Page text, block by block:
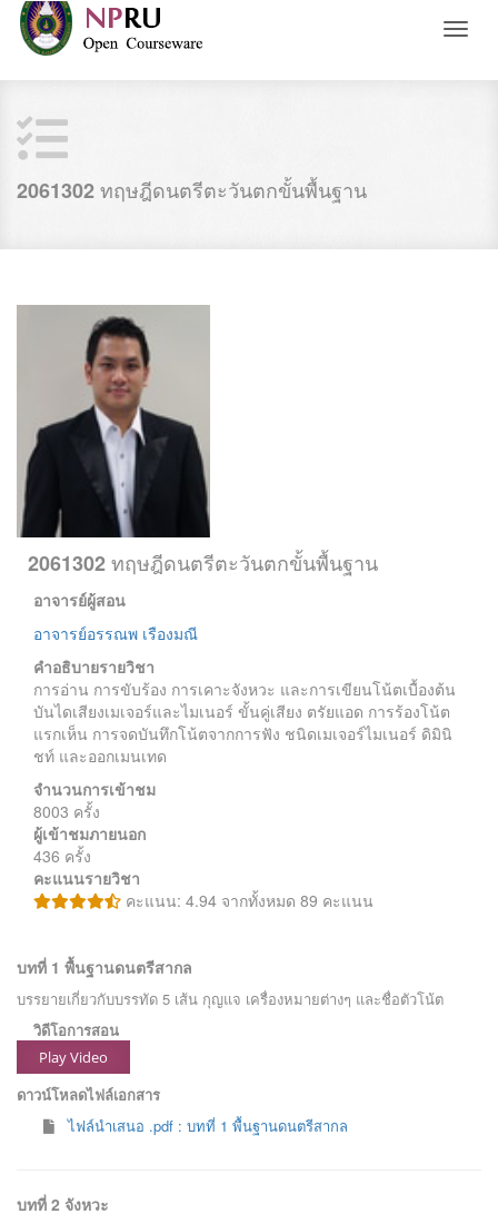
2061302ทฤษฎีดนตรีตะวันตกขั้นพื้นฐาน
2061302ทฤษฎีดนตรีตะวันตกขั้นพื้นฐาน
อาจารย์ผู้สอน
อาจารย์อรรณพ เรืองมณี
คำอธิบายรายวิชา
การอ่าน การขับร้อง การเคาะจังหวะ และการเขียนโน้ตเบื้องต้น
บันไดเสียงเมเจอร์และไมเนอร์ ขั้นคู่เสียง ตรัยแอด การร้องโน้ต
แรกเห็น การจดบันทึกโน้ตจากการฟัง ชนิดเมเจอร์ไมเนอร์ ดิมินิ
ชท์ และออกเมนเทด
จำนวนการเข้าชม
8003 ครั้ง
ผู้เข้าชมภายนอก
436 ครั้ง
คะแนนรายวิชา
คะแนน: 4.94 จากทั้งหมด 89 คะแนน
บทที่ 1 พื้นฐานดนตรีสากล
บรรยายเกี่ยวกับบรรทัด 5 เส้น กุญแจ เครื่องหมายต่างๆ และชื่อตัวโน้ต
วิดีโอการสอน
Play Video
ดาวน์โหลดไฟล์เอกสาร
ไฟล์นำเสนอ .pdf : บทที่ 1 พื้นฐานดนตรีสากล
บทที่ 2 จังหวะ